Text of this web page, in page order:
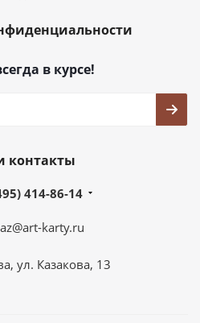
в курсе!
контакты
414-86-14
karty.ru
ул. Казакова, 13